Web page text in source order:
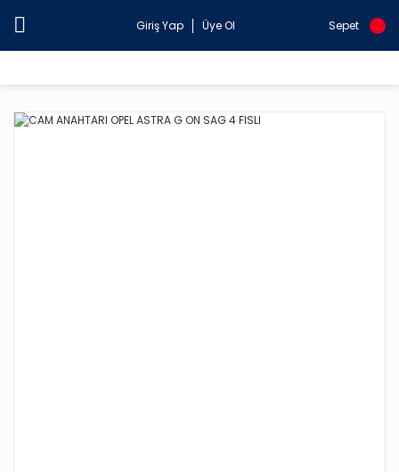
Giriş Yap Üye Ol Sepet